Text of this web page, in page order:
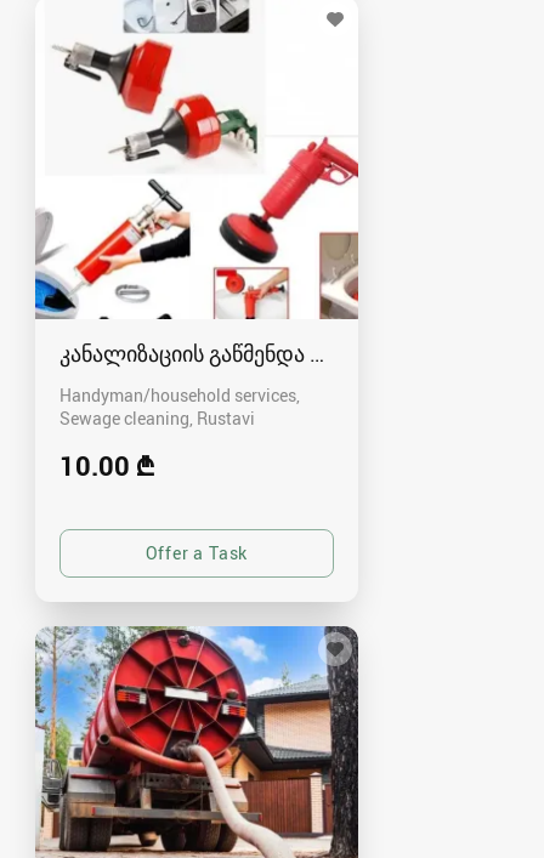
კანალიზაციის გაწმენდა რუსთავში - 591004680
Handyman/household services,
Sewage cleaning Rustavi
10.00 ₾